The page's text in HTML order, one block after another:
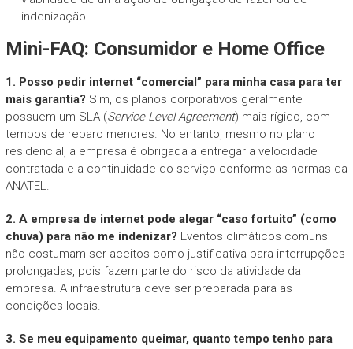
indenização.
Mini-FAQ: Consumidor e Home Office
1. Posso pedir internet “comercial” para minha casa para ter
mais garantia? Sim, os planos corporativos geralmente
possuem um SLA (Service Level Agreement) mais rígido, com
tempos de reparo menores. No entanto, mesmo no plano
residencial, a empresa é obrigada a entregar a velocidade
contratada e a continuidade do serviço conforme as normas da
ANATEL.
2. A empresa de internet pode alegar “caso fortuito” (como
chuva) para não me indenizar? Eventos climáticos comuns
não costumam ser aceitos como justificativa para interrupções
prolongadas, pois fazem parte do risco da atividade da
empresa. A infraestrutura deve ser preparada para as
condições locais.
3. Se meu equipamento queimar, quanto tempo tenho para